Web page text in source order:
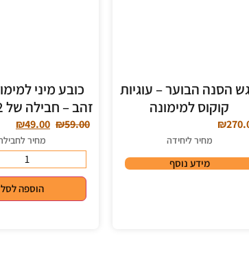
הסנה הבוער – עוגיות
קוקוס למימונה
₪
מחיר ליחידה
מידע נוסף
כובע מיני
זהב – חבילה של 12 יחידות
₪59.00
₪49.00
מחיר
הוספה לסל